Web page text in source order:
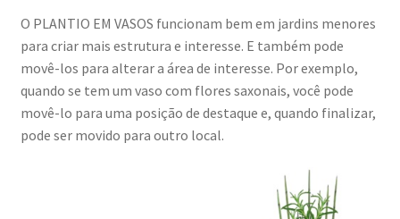
O PLANTIO EM VASOS funcionam bem em jardins menores
para criar mais estrutura e interesse. E também pode
movê-los para alterar a área de interesse. Por exemplo,
quando se tem um vaso com flores saxonais, você pode
movê-lo para uma posição de destaque e, quando finalizar,
pode ser movido para outro local.